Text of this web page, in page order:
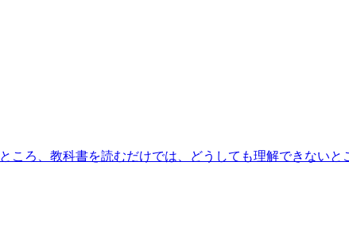
ころ、教科書を読むだけでは、どうしても理解できないと